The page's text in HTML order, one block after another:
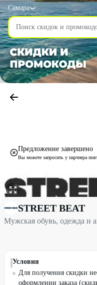
Самара
Предложение завершено
Вы можете запросить у партнера
Мужская обувь, одежда и
STREET BEAT
Мужская обувь, одежда и
Условия
Для получения скидки
оформлении заказа